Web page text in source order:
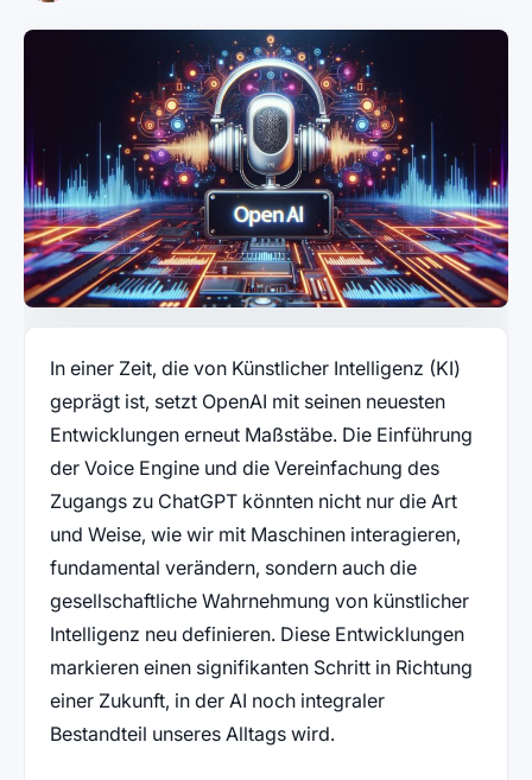
In einer Zeit, die von Künstlicher Intelligenz (KI)
geprägt ist, setzt OpenAI mit seinen neuesten
Entwicklungen erneut Maßstäbe. Die Einführung
der Voice Engine und die Vereinfachung des
Zugangs zu ChatGPT könnten nicht nur die Art
und Weise, wie wir mit Maschinen interagieren,
fundamental verändern, sondern auch die
gesellschaftliche Wahrnehmung von künstlicher
Intelligenz neu definieren. Diese Entwicklungen
markieren einen signifikanten Schritt in Richtung
einer Zukunft, in der AI noch integraler
Bestandteil unseres Alltags wird.